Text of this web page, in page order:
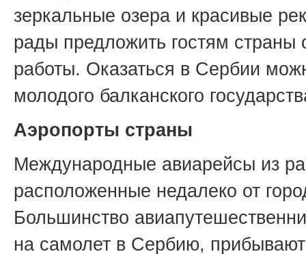
зеркальные озера и красивые
рады предложить гостям
работы. Оказаться в Сербии
молодого балканского
Аэропорты страны
Международные авиарейсы из
расположенные недалеко от
Большинство
на самолет в Сербию,